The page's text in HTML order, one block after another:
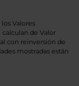
Valores
de Valor
con reinversión de
mostradas están